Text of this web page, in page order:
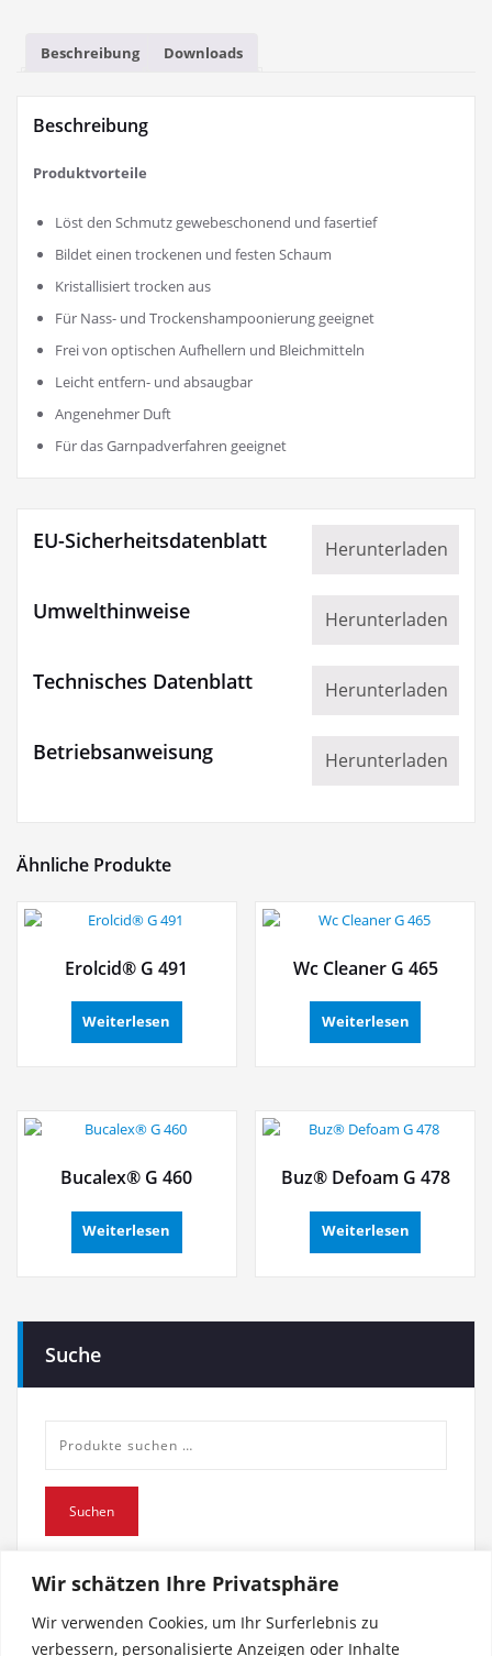
Wir schätzen Ihre Privatsphäre
Wir verwenden Cookies, um Ihr Surferlebnis zu
verbessern, personalisierte Anzeigen oder Inhalte
Beschreibung Downloads
Beschreibung
Produktvorteile
Löst den Schmutz gewebeschonend und fasertief
Bildet einen trockenen und festen Schaum
Kristallisiert trocken aus
Für Nass- und Trockenshampoonierung geeignet
Frei von optischen Aufhellern und Bleichmitteln
Leicht entfern- und absaugbar
Angenehmer Duft
Für das Garnpadverfahren geeignet
EU-Sicherheitsdatenblatt Herunterladen
Umwelthinweise Herunterladen
Technisches Datenblatt Herunterladen
Betriebsanweisung Herunterladen
Ähnliche Produkte
Erolcid® G 491
Weiterlesen
Wc Cleaner G 465
Weiterlesen
Bucalex® G 460
Weiterlesen
Buz® Defoam G 478
Weiterlesen
Suche
nach:
Suchen